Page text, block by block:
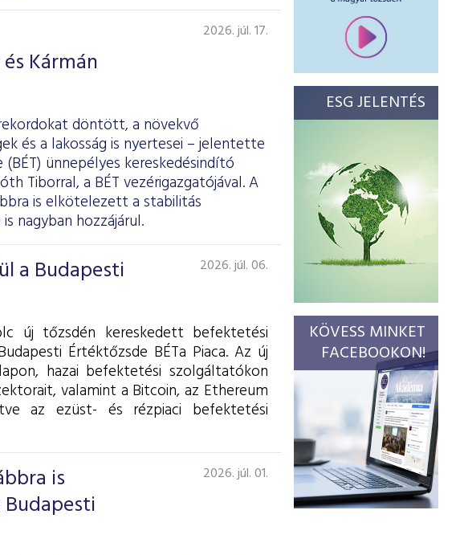
Kármán
2026. júl. 17.
döntött, a növekvő
és a lakosság is nyertesei – jelentette
ünnepélyes kereskedésindító
Tiborral, a BÉT vezérigazgatójával. A
is elkötelezett a stabilitás
nagyban hozzájárul.
a Budapesti
2026. júl. 06.
új tőzsdén kereskedett befektetési
Értéktőzsde BÉTa Piaca. Az új
hazai befektetési szolgáltatókon
valamint a Bitcoin, az Ethereum
az ezüst- és rézpiaci befektetési
is
2026. júl. 01.
ESG JELENTÉS
KÖVESS MINKET
FACEBOOKON!